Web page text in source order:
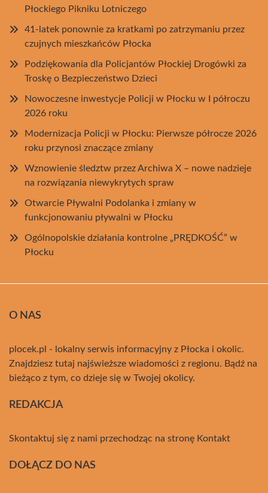
Płockiego Pikniku Lotniczego
41-latek ponownie za kratkami po zatrzymaniu przez
czujnych mieszkańców Płocka
Podziękowania dla Policjantów Płockiej Drogówki za
Troskę o Bezpieczeństwo Dzieci
Nowoczesne inwestycje Policji w Płocku w I półroczu
2026 roku
Modernizacja Policji w Płocku: Pierwsze półrocze 2026
roku przynosi znaczące zmiany
Wznowienie śledztw przez Archiwa X – nowe nadzieje
na rozwiązania niewykrytych spraw
Otwarcie Pływalni Podolanka i zmiany w
funkcjonowaniu pływalni w Płocku
Ogólnopolskie działania kontrolne „PRĘDKOŚĆ” w
Płocku
O NAS
plocek.pl - lokalny serwis informacyjny z Płocka i okolic.
Znajdziesz tutaj najświeższe wiadomości z regionu. Bądź na
bieżąco z tym, co dzieje się w Twojej okolicy.
REDAKCJA
Skontaktuj się z nami przechodząc na stronę Kontakt
DOŁĄCZ DO NAS